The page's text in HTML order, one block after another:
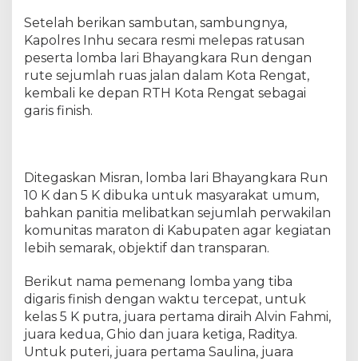
m
e
n
a
n
Setelah berikan sambutan, sambungnya,
Kapolres Inhu secara resmi melepas ratusan
peserta lomba lari Bhayangkara Run dengan
rute sejumlah ruas jalan dalam Kota Rengat,
kembali ke depan RTH Kota Rengat sebagai
garis finish.
Ditegaskan Misran, lomba lari Bhayangkara Run
10 K dan 5 K dibuka untuk masyarakat umum,
bahkan panitia melibatkan sejumlah perwakilan
komunitas maraton di Kabupaten agar kegiatan
lebih semarak, objektif dan transparan.
Berikut nama pemenang lomba yang tiba
digaris finish dengan waktu tercepat, untuk
kelas 5 K putra, juara pertama diraih Alvin Fahmi,
juara kedua, Ghio dan juara ketiga, Raditya.
Untuk puteri, juara pertama Saulina, juara